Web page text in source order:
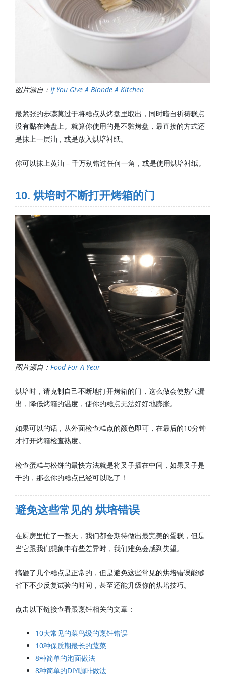
图片源自： If You Give A Blonde A Kitchen
最紧张的步骤莫过于将糕点从烤盘里取出，同时暗自祈祷糕点
没有黏在烤盘上。就算你使用的是不黏烤盘，最直接的方式还
是抹上一层油，或是放入烘培衬纸。
你可以抹上黄油 – 千万别错过任何一角，或是使用烘培衬纸。
10. 烘培时不断打开烤箱的门
图片源自： Food For A Year
烘培时，请克制自己不断地打开烤箱的门，这么做会使热气漏
出，降低烤箱的温度，使你的糕点无法好好地膨胀。
如果可以的话，从外面检查糕点的颜色即可，在最后的10分钟
才打开烤箱检查熟度。
检查蛋糕与松饼的最快方法就是将叉子插在中间，如果叉子是
干的，那么你的糕点已经可以吃了！
避免这些常见的 烘培错误
在厨房里忙了一整天，我们都会期待做出最完美的蛋糕，但是
当它跟我们想象中有些差异时，我们难免会感到失望。
搞砸了几个糕点是正常的，但是避免这些常见的烘培错误能够
省下不少反复试验的时间，甚至还能升级你的烘培技巧。
点击以下链接查看跟烹饪相关的文章：
10大常见的菜鸟级的烹饪错误
10种保质期最长的蔬菜
8种简单的泡面做法
8种简单的DIY咖啡做法